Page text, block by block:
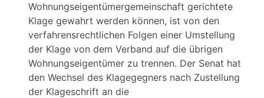
Wohnungseigentümergemeinschaft gerichtete
Klage gewahrt werden können, ist von den
verfahrensrechtlichen Folgen einer Umstellung
der Klage von dem Verband auf die übrigen
Wohnungseigentümer zu trennen. Der Senat hat
den Wechsel des Klagegegners nach Zustellung
der Klageschrift an die